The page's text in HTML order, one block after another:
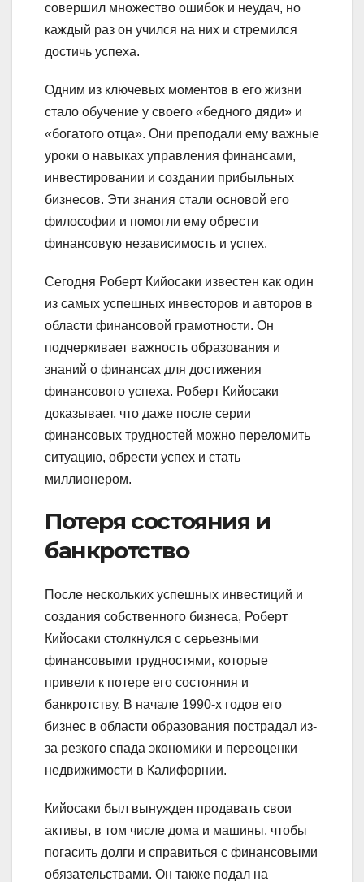
совершил множество ошибок и неудач, но
каждый раз он учился на них и стремился
достичь успеха.
Одним из ключевых моментов в его жизни
стало обучение у своего «бедного дяди» и
«богатого отца». Они преподали ему важные
уроки о навыках управления финансами,
инвестировании и создании прибыльных
бизнесов. Эти знания стали основой его
философии и помогли ему обрести
финансовую независимость и успех.
Сегодня Роберт Кийосаки известен как один
из самых успешных инвесторов и авторов в
области финансовой грамотности. Он
подчеркивает важность образования и
знаний о финансах для достижения
финансового успеха. Роберт Кийосаки
доказывает, что даже после серии
финансовых трудностей можно переломить
ситуацию, обрести успех и стать
миллионером.
Потеря состояния и
банкротство
После нескольких успешных инвестиций и
создания собственного бизнеса, Роберт
Кийосаки столкнулся с серьезными
финансовыми трудностями, которые
привели к потере его состояния и
банкротству. В начале 1990-х годов его
бизнес в области образования пострадал из-
за резкого спада экономики и переоценки
недвижимости в Калифорнии.
Кийосаки был вынужден продавать свои
активы, в том числе дома и машины, чтобы
погасить долги и справиться с финансовыми
обязательствами. Он также подал на